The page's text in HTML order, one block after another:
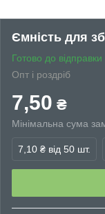
Ємність для
Готово до відправки
Опт і роздріб
7,50 ₴
Мінімальна сума
7,10 ₴ від 50 шт.